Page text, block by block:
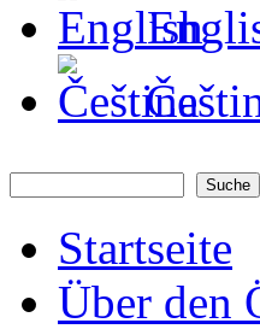
Startseite
Über den